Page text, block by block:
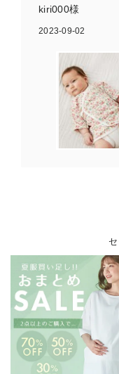
kiri000様
2023-09-02